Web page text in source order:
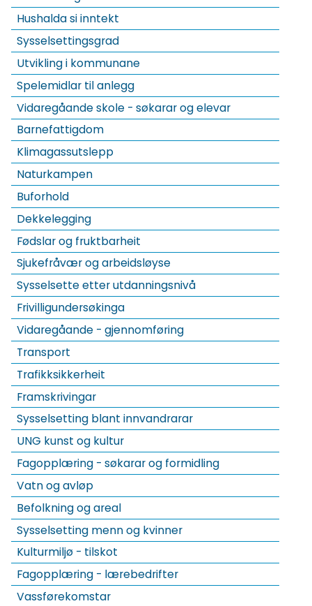
Hushalda si inntekt
Sysselsettingsgrad
Utvikling i kommunane
Spelemidlar til anlegg
Vidaregåande skole - søkarar og elevar
Barnefattigdom
Klimagassutslepp
Naturkampen
Buforhold
Dekkelegging
Fødslar og fruktbarheit
Sjukefråvær og arbeidsløyse
Sysselsette etter utdanningsnivå
Frivilligundersøkinga
Vidaregåande - gjennomføring
Transport
Trafikksikkerheit
Framskrivingar
Sysselsetting blant innvandrarar
UNG kunst og kultur
Fagopplæring - søkarar og formidling
Vatn og avløp
Befolkning og areal
Sysselsetting menn og kvinner
Kulturmiljø - tilskot
Fagopplæring - lærebedrifter
Vassførekomstar